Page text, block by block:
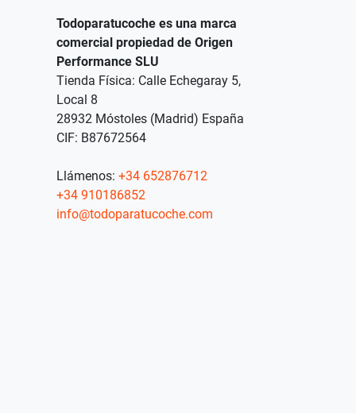
Todoparatucoche es una marca
comercial propiedad de Origen
Performance SLU
Tienda Física: Calle Echegaray 5,
Local 8
28932 Móstoles (Madrid) España
CIF: B87672564
Llámenos: +34 652876712
+34 910186852
info@todoparatucoche.com